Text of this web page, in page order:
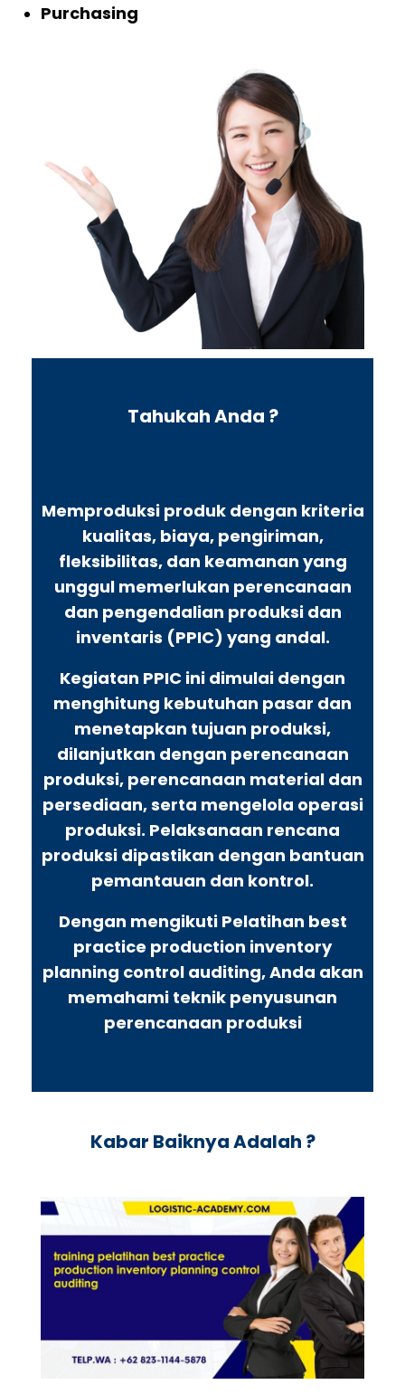
Purchasing
Tahukah Anda ?
Memproduksi produk dengan kriteria
kualitas, biaya, pengiriman,
fleksibilitas, dan keamanan yang
unggul memerlukan perencanaan
dan pengendalian produksi dan
inventaris (PPIC) yang andal.
Kegiatan PPIC ini dimulai dengan
menghitung kebutuhan pasar dan
menetapkan tujuan produksi,
dilanjutkan dengan perencanaan
produksi, perencanaan material dan
persediaan, serta mengelola operasi
produksi. Pelaksanaan rencana
produksi dipastikan dengan bantuan
pemantauan dan kontrol.
Dengan mengikuti Pelatihan best
practice production inventory
planning control auditing, Anda akan
memahami teknik penyusunan
perencanaan produksi
Kabar Baiknya Adalah ?